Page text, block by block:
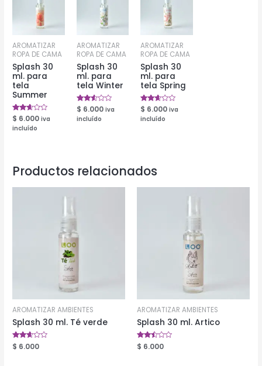
AROMATIZAR
ROPA DE CAMA
Splash 30
ml. para
tela
Summer
Valorado
en
2.50
$ 6.000 iva
incluído
AROMATIZAR
ROPA DE CAMA
Splash 30
ml. para
tela Winter
Valorado
en
2.47
$ 6.000 iva
incluído
AROMATIZAR
ROPA DE CAMA
Splash 30
ml. para
tela Spring
Valorado
en
2.53
$ 6.000 iva
incluído
Productos relacionados
AROMATIZAR AMBIENTES
Splash 30 ml. Té verde
Valorado
en
$ 6.000
AROMATIZAR AMBIENTES
Splash 30 ml. Artico
Valorado
en
$ 6.000